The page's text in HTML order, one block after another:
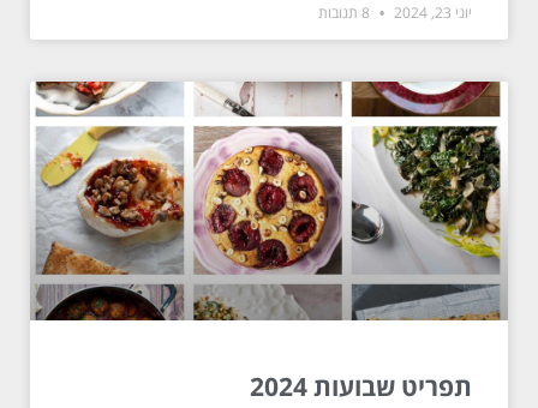
יוני 23, 2024
תפריט שבועות 2024